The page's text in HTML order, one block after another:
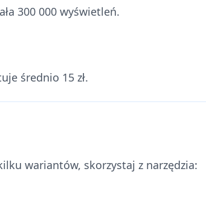
300 000 wyświetleń.
średnio 15 zł.
wariantów, skorzystaj z narzędzia: